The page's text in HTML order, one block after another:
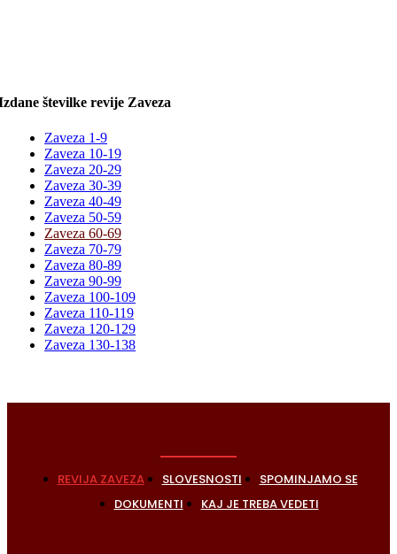
številke revije Zaveza
Zaveza 1-9
Zaveza 10-19
Zaveza 20-29
Zaveza 30-39
Zaveza 40-49
Zaveza 50-59
Zaveza 60-69
Zaveza 70-79
Zaveza 80-89
Zaveza 90-99
Zaveza 100-109
Zaveza 110-119
Zaveza 120-129
Zaveza 130-138
REVIJA ZAVEZA SLOVESNOSTI
SPOMINJAMO SE
DOKUMENTI
KAJ JE TREBA VEDETI